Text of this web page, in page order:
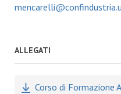
ALLEGATI
Corso di Formazione